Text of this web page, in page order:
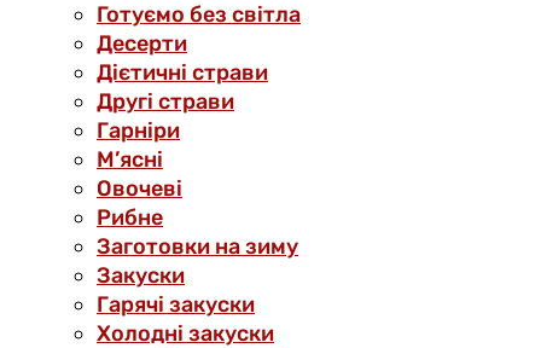
Готуємо без світла
Десерти
Дієтичні страви
Другі страви
Гарніри
М’ясні
Овочеві
Рибне
Заготовки на зиму
Закуски
Гарячі закуски
Холодні закуски